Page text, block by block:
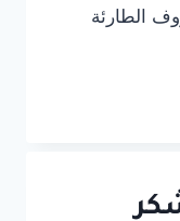
الطارئة